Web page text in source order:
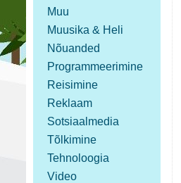
Muu
Muusika & Heli
Nõuanded
Programmeerimine
Reisimine
Reklaam
Sotsiaalmedia
Tõlkimine
Tehnoloogia
Video